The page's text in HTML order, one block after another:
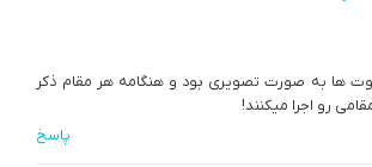
ها به صورت تصویری بود و هنگامه هر مقام ذکر
رو اجرا میکنند!
پاسخ